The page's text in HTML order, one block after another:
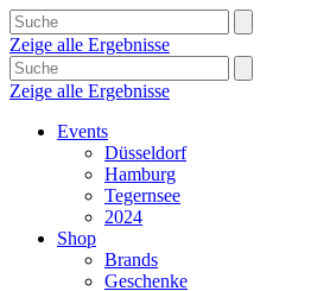
Zeige alle Ergebnisse
Zeige alle Ergebnisse
Events
Düsseldorf
Hamburg
Tegernsee
2024
Shop
Brands
Geschenke